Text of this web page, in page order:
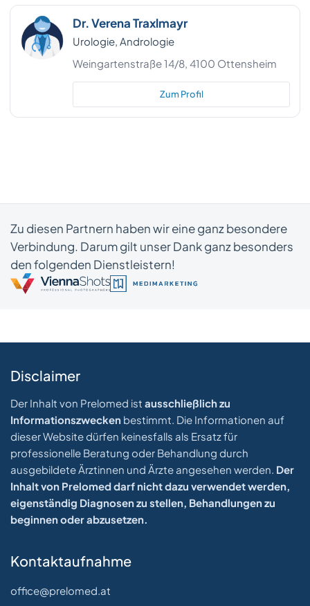
Dr. Verena Traxlmayr
Urologie, Andrologie
Weingartenstraße 14/8, 4100 Ottensheim
Zum Profil
Zu diesen Partnern haben wir eine ganz besondere
Verbindung. Darum gilt unser Dank ganz besonders
den folgenden Dienstleistern!
Disclaimer
Der Inhalt von Prelomed ist ausschließlich zu
Informationszwecken bestimmt. Die Informationen auf
dieser Website dürfen keinesfalls als Ersatz für
professionelle Beratung oder Behandlung durch
ausgebildete Ärztinnen und Ärzte angesehen werden. Der
Inhalt von Prelomed darf nicht dazu verwendet werden,
eigenständig Diagnosen zu stellen, Behandlungen zu
beginnen oder abzusetzen.
Kontaktaufnahme
office@prelomed.at